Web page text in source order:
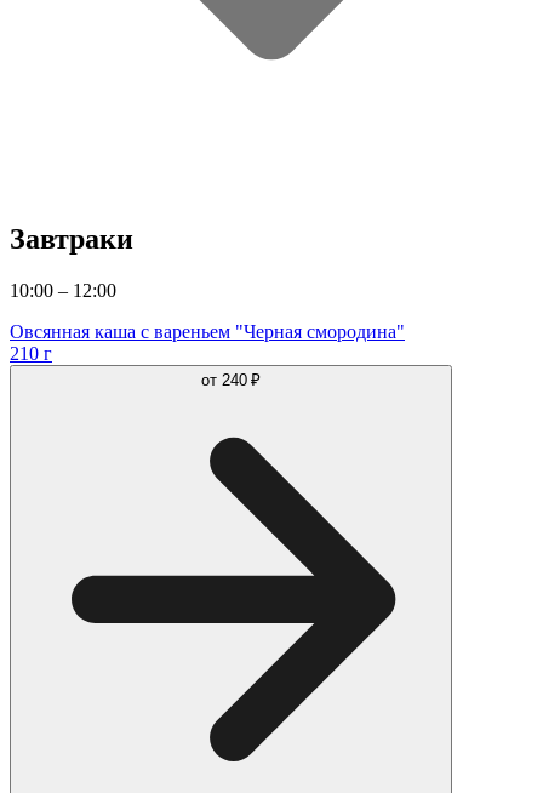
Завтраки
10:00 – 12:00
Овсянная каша с вареньем "Черная смородина"
210 г
от 240 ₽